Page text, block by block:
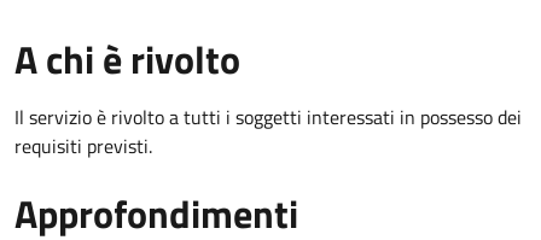
A chi è rivolto
Il servizio è rivolto a tutti i soggetti interessati in possesso dei
requisiti previsti.
Approfondimenti